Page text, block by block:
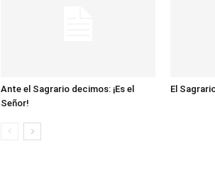
Ante el Sagrario decimos: ¡Es el
Señor!
El